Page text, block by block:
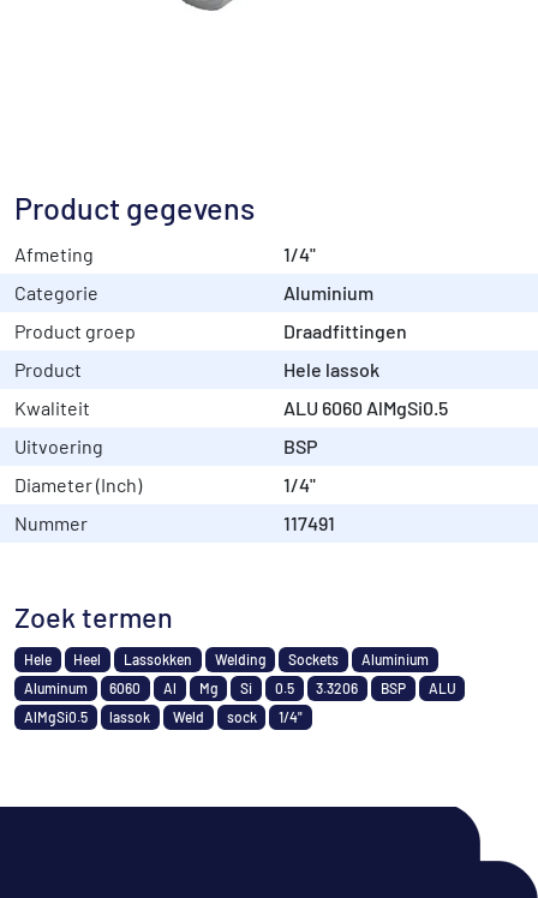
Product gegevens
Afmeting
1/4"
Categorie
Aluminium
Product groep
Draadfittingen
Product
Hele lassok
Kwaliteit
ALU 6060 AlMgSi0.5
Uitvoering
BSP
Diameter (Inch)
1/4"
Nummer
117491
Zoek termen
Hele Heel Lassokken Welding Sockets
Aluminium
Aluminum
6060 Al Mg Si 0.5 3.3206 BSP
ALU
AlMgSi0.5
lassok Weld sock 1/4"